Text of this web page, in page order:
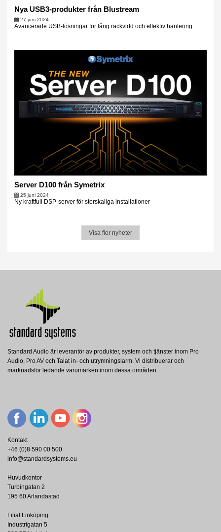
Nya USB3-produkter från Blustream
27 juni 2024
Avancerade USB-lösningar för lång räckvidd och effektiv hantering.
Server D100 från Symetrix
25 juni 2024
Ny kraftfull DSP-server för storskaliga installationer
Visa fler nyheter
Standard Audio är leverantör av produkter, system och tjänster inom Pro
Audio, Pro AV och Talat in- och utrymningslarm. Vi distribuerar och
marknadsför ledande varumärken inom dessa områden.
Kontakt
+46 (0)8 590 00 500
info@standardsystems.eu
Huvudkontor
Turbingatan 2
195 60 Arlandastad
Filial Linköping
Industrigatan 5